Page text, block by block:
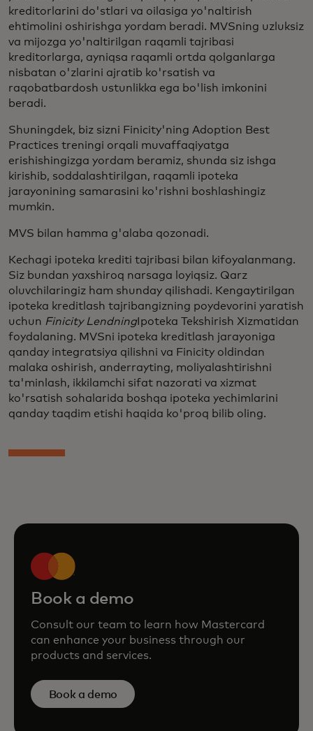
kreditorlarini do'stlari va oilasiga yo'naltirish
ehtimolini oshirishga yordam beradi. MVSning uzluksiz
va mijozga yo'naltirilgan raqamli tajribasi
kreditorlarga, ayniqsa raqamli ortda qolganlarga
nisbatan o'zlarini ajratib ko'rsatish va
raqobatbardosh ustunlikka ega bo'lish imkonini
beradi.
Shuningdek, biz sizni Finicity'ning Adoption Best
Practices treningi orqali muvaffaqiyatga
erishishingizga yordam beramiz, shunda siz ishga
kirishib, soddalashtirilgan, raqamli ipoteka
jarayonining samarasini ko'rishni boshlashingiz
mumkin.
MVS bilan hamma g'alaba qozonadi.
Kechagi ipoteka krediti tajribasi bilan kifoyalanmang.
Siz bundan yaxshiroq narsaga loyiqsiz. Qarz
oluvchilaringiz ham shunday qilishadi. Kengaytirilgan
ipoteka kreditlash tajribangizning poydevorini yaratish
uchun Finicity Lendning Ipoteka Tekshirish Xizmatidan
foydalaning. MVSni ipoteka kreditlash jarayoniga
qanday integratsiya qilishni va Finicity oldindan
malaka oshirish, anderrayting, moliyalashtirishni
ta'minlash, ikkilamchi sifat nazorati va xizmat
ko'rsatish sohalarida boshqa ipoteka yechimlarini
qanday taqdim etishi haqida ko'proq bilib oling.
Book a demo
Consult our team to learn how Mastercard
can enhance your business through our
products and services.
Book a demo